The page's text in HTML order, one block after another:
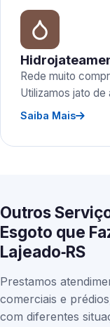
Rede muito
Utilizamos jato de
Saiba Mais
Outros
Esgoto que
Lajeado‑RS
Prestamos
comerciais e
com diferentes